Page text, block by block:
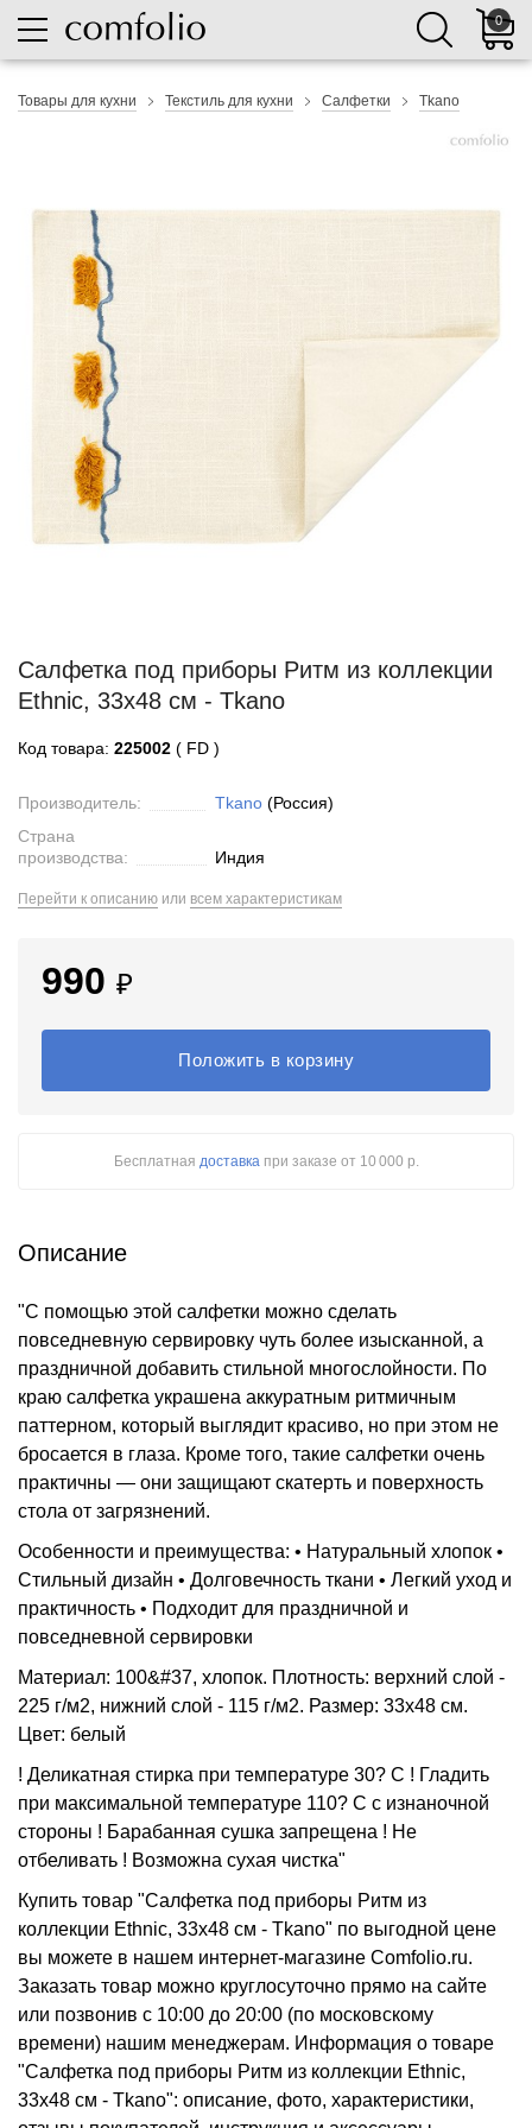
0
Товары для кухни Текстиль для кухни Салфетки Tkano
Салфетка под приборы Ритм из коллекции
Ethnic, 33х48 см - Tkano
Код товара: 225002 ( FD )
Производитель: Tkano(Россия)
Страна
производства:
Индия
Перейти к описанию или всем характеристикам
990 ₽
Положить в корзину
Бесплатная доставкапри заказе от 10 000 р.
Описание
"С помощью этой салфетки можно сделать
повседневную сервировку чуть более изысканной, а
праздничной добавить стильной многослойности. По
краю салфетка украшена аккуратным ритмичным
паттерном, который выглядит красиво, но при этом не
бросается в глаза. Кроме того, такие салфетки очень
практичны — они защищают скатерть и поверхность
стола от загрязнений.
Особенности и преимущества: • Натуральный хлопок •
Стильный дизайн • Долговечность ткани • Легкий уход и
практичность • Подходит для праздничной и
повседневной сервировки
Материал: 100&#37, хлопок. Плотность: верхний слой -
225 г/м2, нижний слой - 115 г/м2. Размер: 33х48 см.
Цвет: белый
! Деликатная стирка при температуре 30? C ! Гладить
при максимальной температуре 110? C с изнаночной
стороны ! Барабанная сушка запрещена ! Не
отбеливать ! Возможна сухая чистка"
Купить товар "Салфетка под приборы Ритм из
коллекции Ethnic, 33х48 см - Tkano" по выгодной цене
вы можете в нашем интернет-магазине Comfolio.ru.
Заказать товар можно круглосуточно прямо на сайте
или позвонив с 10:00 до 20:00 (по московскому
времени) нашим менеджерам. Информация о товаре
"Салфетка под приборы Ритм из коллекции Ethnic,
33х48 см - Tkano": описание, фото, характеристики,